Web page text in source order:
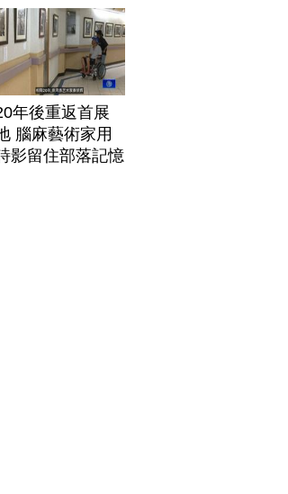
年後重返首展
腦麻藝術家用
影留住部落記憶